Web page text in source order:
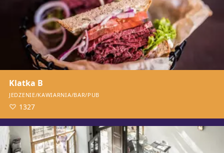
Klatka B
JEDZENIE/KAWIARNIA/BAR/PUB
1327